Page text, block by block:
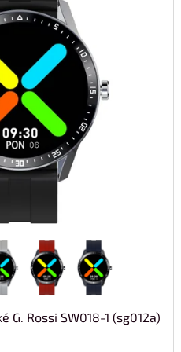
G. Rossi SW018-1 (sg012a)